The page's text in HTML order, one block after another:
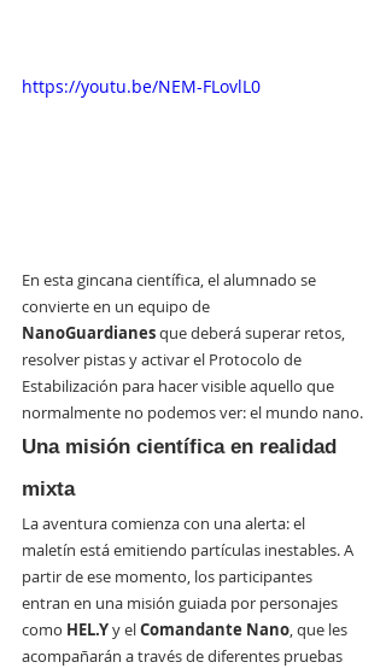
https://youtu.be/NEM-FLovlL0
En esta gincana científica, el alumnado se
convierte en un equipo de
NanoGuardianes que deberá superar retos,
resolver pistas y activar el Protocolo de
Estabilización para hacer visible aquello que
normalmente no podemos ver: el mundo nano.
Una misión científica en realidad
mixta
La aventura comienza con una alerta: el
maletín está emitiendo partículas inestables. A
partir de ese momento, los participantes
entran en una misión guiada por personajes
como HEL.Y y el Comandante Nano, que les
acompañarán a través de diferentes pruebas